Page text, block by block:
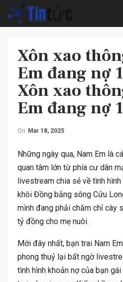
Xôn xao
Em đang nợ
Xôn xao
Em đang nợ
On Mar 18, 2025
Những ngày qua, Nam Em là
quan tâm lớn từ phía cư dân
livestream chia sẻ về tình
khôi Đồng bằng sông Cửu
mình đang phải chăm chỉ cày
tỷ đồng cho mẹ nuôi.
Mới đây nhất, bạn trai Nam
phong thuỷ lại bất ngờ
tình hình khoản nợ của bạn